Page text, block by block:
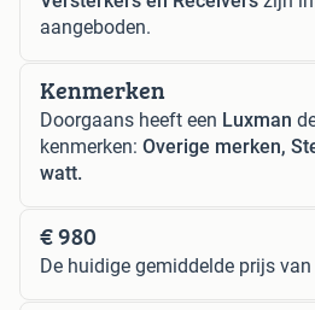
aangeboden.
Kenmerken
Doorgaans heeft een Luxman
kenmerken: Overige merken,
watt.
€ 980
De huidige gemiddelde prijs van